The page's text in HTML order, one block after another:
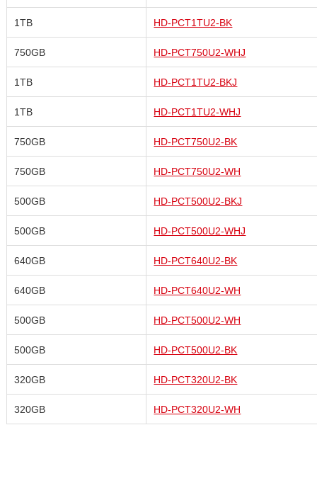
1TB HD-PCT1TU2-BK
750GB HD-PCT750U2-WHJ
1TB HD-PCT1TU2-BKJ
1TB HD-PCT1TU2-WHJ
750GB HD-PCT750U2-BK
750GB HD-PCT750U2-WH
500GB HD-PCT500U2-BKJ
500GB HD-PCT500U2-WHJ
640GB HD-PCT640U2-BK
640GB HD-PCT640U2-WH
500GB HD-PCT500U2-WH
500GB HD-PCT500U2-BK
320GB HD-PCT320U2-BK
320GB HD-PCT320U2-WH